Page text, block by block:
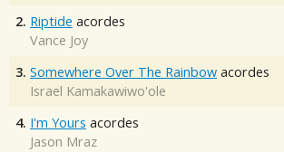
2. Riptide acordes
Vance Joy
3. Somewhere Over The Rainbow acordes
Israel Kamakawiwo'ole
4. I'm Yours acordes
Jason Mraz